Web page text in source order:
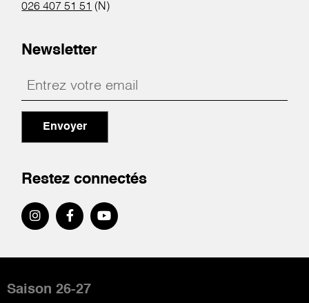
026 407 51 51 (N)
Newsletter
Envoyer
Restez connectés
de
Saison 26-27